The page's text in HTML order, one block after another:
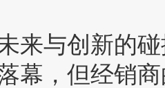
与创新的碰
幕，但经销